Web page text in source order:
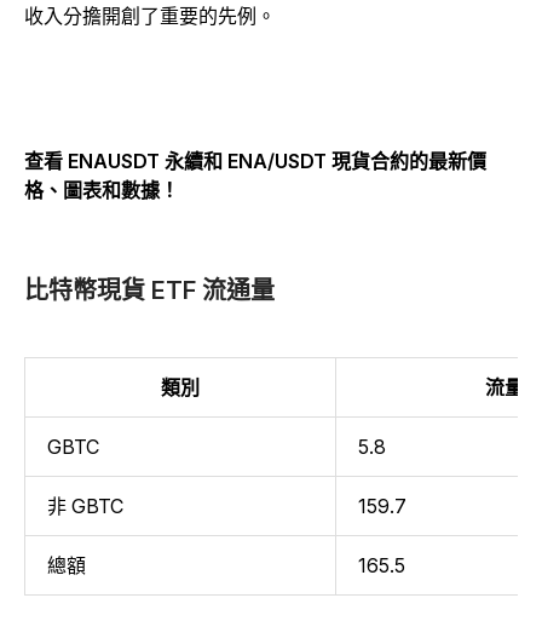
收入分擔開創了重要的先例。
查看 ENAUSDT 永續和 ENA/USDT 現貨合約的最新價
格、圖表和數據！
比特幣現貨 ETF 流通量
類別 流量
GBTC 5.8
非 GBTC 159.7
總額 165.5